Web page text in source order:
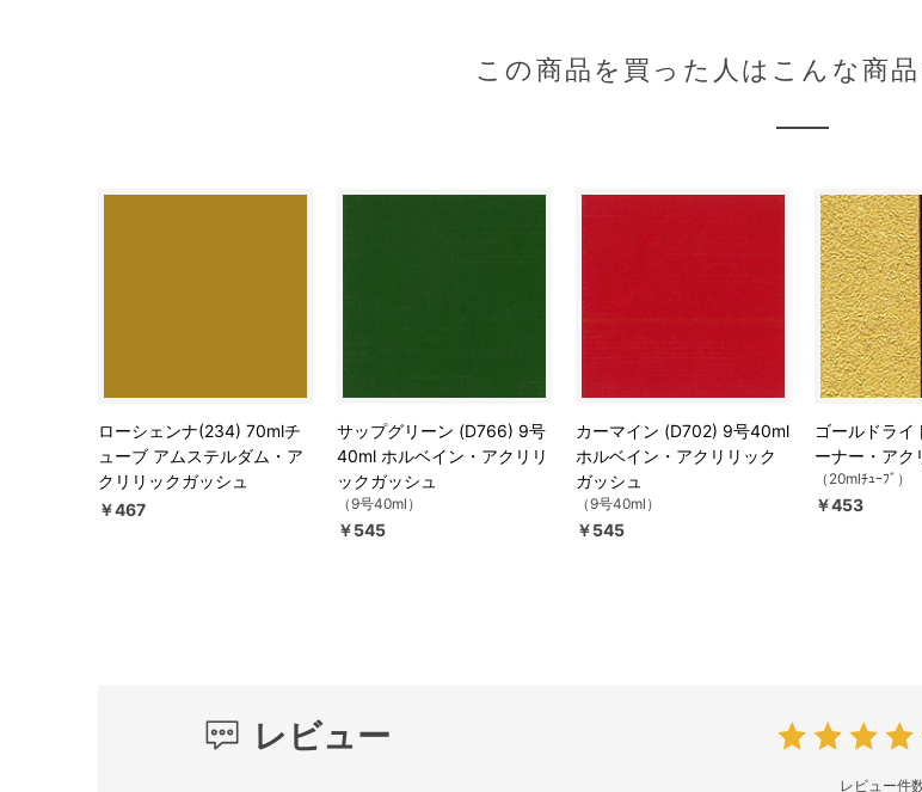
この商品を買った人はこんな商
ローシェンナ(234) 70mlチ
ューブ アムステルダム・ア
クリリックガッシュ
￥467
サップグリーン (D766) 9号
40ml ホルベイン・アクリリ
ックガッシュ
（9号40ml）
￥545
カーマイン (D702) 9号40ml
ホルベイン・アクリリック
ガッシュ
（9号40ml）
￥545
ゴールドラ
ーナー・アク
（20mlﾁｭｰﾌﾞ）
￥453
レビュー
レビュー件